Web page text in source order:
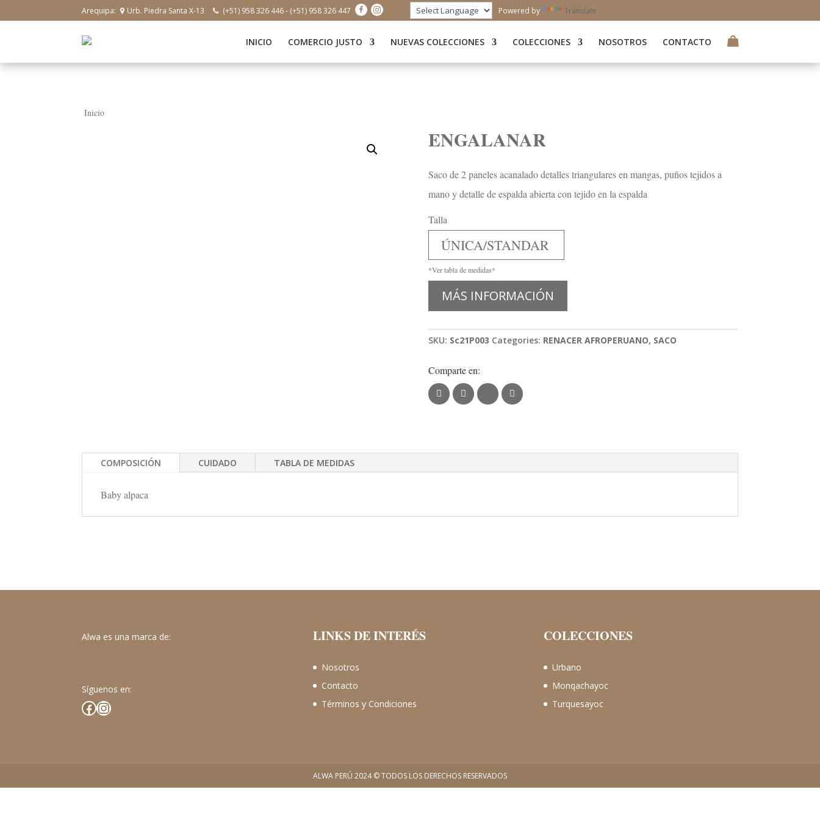
Arequipa: Urb. Piedra Santa X-13 (+51) 958 326 446 - (+51) 958 326 447 Powered by Translate
INICIO COMERCIO JUSTO NUEVAS COLECCIONES COLECCIONES NOSOTROS CONTACTO
Inicio
ENGALANAR
Saco de 2 paneles acanalado detalles triangulares en mangas, puños tejidos a
mano y detalle de espalda abierta con tejido en la espalda
Talla
ÚNICA/STANDAR
*Ver tabla de medidas*
MÁS INFORMACIÓN
SKU: Sc21P003 Categories: RENACER AFROPERUANO, SACO
Comparte en:
COMPOSICIÓN CUIDADO TABLA DE MEDIDAS
Baby alpaca
Alwa es una marca de:
Síguenos en:
Facebook
Instagram
LINKS DE INTERÉS
Nosotros
Contacto
Términos y Condiciones
COLECCIONES
Urbano
Monqachayoc
Turquesayoc
ALWA PERÚ 2024 © TODOS LOS DERECHOS RESERVADOS